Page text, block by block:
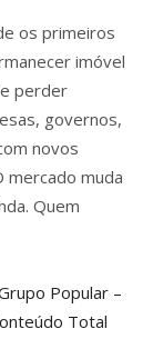
os primeiros
imóvel
perder
governos,
novos
mercado muda
Quem
Popular –
Total